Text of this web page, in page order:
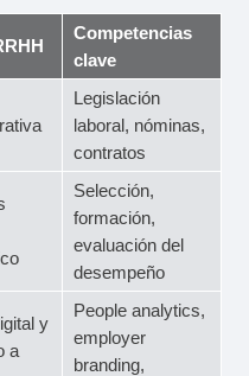
Competencias
clave
Legislación
laboral, nóminas,
contratos
Selección,
formación,
evaluación del
desempeño
y
a
People analytics,
employer
branding,